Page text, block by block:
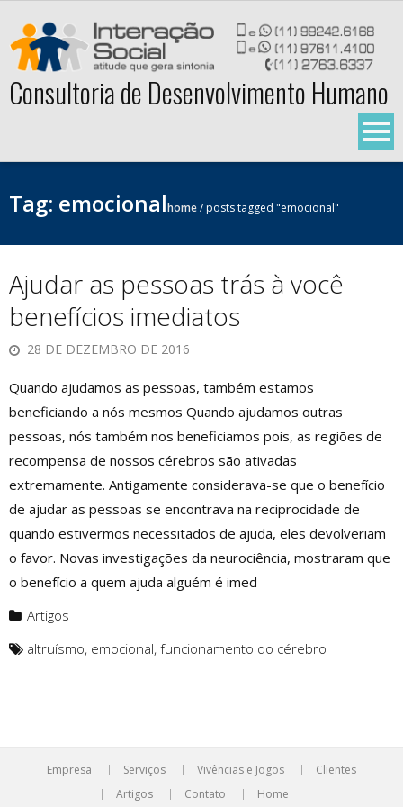
content
Consultoria de Desenvolvimento Humano
Tag: emocionalhome/posts tagged "emocional"
Ajudar as pessoas trás à você
benefícios imediatos
28 DE DEZEMBRO DE 2016
Quando ajudamos as pessoas, também estamos
beneficiando a nós mesmos Quando ajudamos outras
pessoas, nós também nos beneficiamos pois, as regiões de
recompensa de nossos cérebros são ativadas
extremamente. Antigamente considerava-se que o benefício
de ajudar as pessoas se encontrava na reciprocidade de
quando estivermos necessitados de ajuda, eles devolveriam
o favor. Novas investigações da neurociência, mostraram que
o benefício a quem ajuda alguém é imed
Artigos
altruísmo, emocional, funcionamento do cérebro
Empresa Serviços Vivências e Jogos
Clientes
Artigos
Contato Home